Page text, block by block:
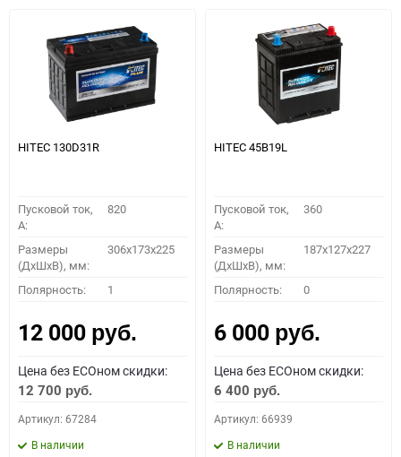
HITEC 130D31R
Пусковой ток,
A:
820
Размеры
(ДхШхВ), мм:
306x173x225
Полярность: 1
12 000 руб.
Цена без ECOном скидки:
12 700 руб.
Артикул: 67284
В наличии
HITEC 45B19L
Пусковой ток,
A:
360
Размеры
(ДхШхВ), мм:
187x127x227
Полярность: 0
6 000 руб.
Цена без ECOном скидки:
6 400 руб.
Артикул: 66939
В наличии